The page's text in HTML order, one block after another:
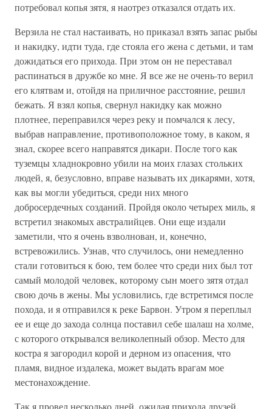
потребовал копья зятя, я наотрез отказался отдать их.
Верзила не стал настаивать, но приказал взять запас рыбы
и накидку, идти туда, где стояла его жена с детьми, и там
дожидаться его прихода. При этом он не переставал
распинаться в дружбе ко мне. Я все же не очень-то верил
его клятвам и, отойдя на приличное расстояние, решил
бежать. Я взял копья, свернул накидку как можно
плотнее, переправился через реку и помчался к лесу,
выбрав направление, противоположное тому, в каком, я
знал, скорее всего направятся дикари. После того как
туземцы хладнокровно убили на моих глазах стольких
людей, я, безусловно, вправе называть их дикарями, хотя,
как вы могли убедиться, среди них много
добросердечных созданий. Пройдя около четырех миль, я
встретил знакомых австралийцев. Они еще издали
заметили, что я очень взволнован, и, конечно,
встревожились. Узнав, что случилось, они немедленно
стали готовиться к бою, тем более что среди них был тот
самый молодой человек, которому сын моего зятя отдал
свою дочь в жены. Мы условились, где встретимся после
похода, и я отправился к реке Барвон. Утром я переплыл
ее и еще до захода солнца поставил себе шалаш на холме,
с которого открывался великолепный обзор. Место для
костра я загородил корой и дерном из опасения, что
пламя, видное издалека, может выдать врагам мое
местонахождение.
Так я провел несколько дней, ожидая прихода друзей.